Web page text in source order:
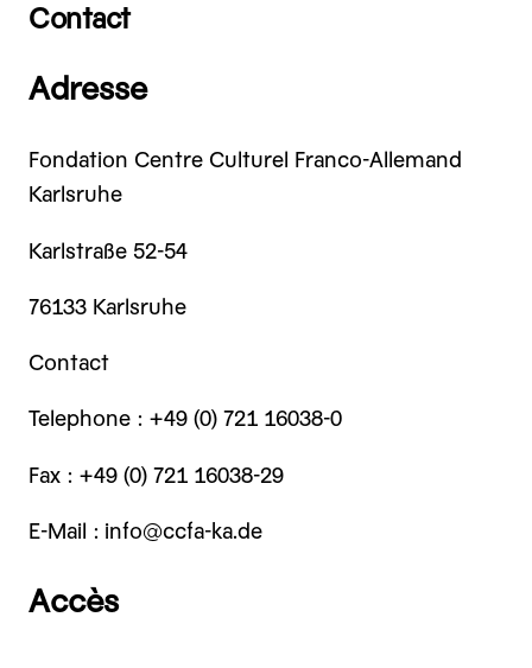
Contact
Adresse
Fondation Centre Culturel Franco-Allemand
Karlsruhe
Karlstraße 52-54
76133 Karlsruhe
Contact
Telephone : +49 (0) 721 16038-0
Fax : +49 (0) 721 16038-29
E-Mail : info@ccfa-ka.de
Accès